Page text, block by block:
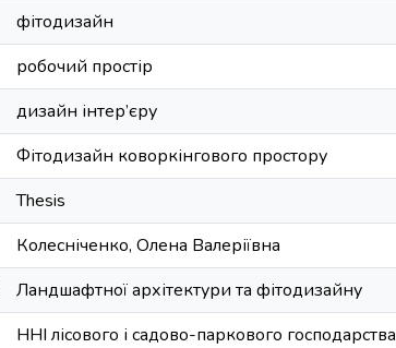
фітодизайн
робочий простір
дизайн інтер’єру
Фітодизайн коворкінгового простору
Thesis
Колесніченко, Олена Валеріївна
Ландшафтної архітектури та фітодизайну
ННІ лісового і садово-паркового господарства